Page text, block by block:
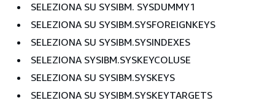
SELEZIONA SU SYSIBM. SYSDUMMY1
SELEZIONA SU SYSIBM.SYSFOREIGNKEYS
SELEZIONA SU SYSIBM.SYSINDEXES
SELEZIONA SYSIBM.SYSKEYCOLUSE
SELEZIONA SU SYSIBM.SYSKEYS
SELEZIONA SU SYSIBM.SYSKEYTARGETS